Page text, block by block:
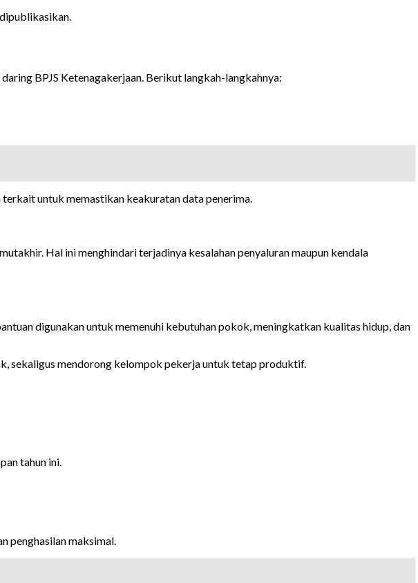
BPJS Ketenagakerjaan. Berikut langkah-langkahnya:
untuk memastikan keakuratan data penerima.
Hal ini menghindari terjadinya kesalahan penyaluran maupun kendala
digunakan untuk memenuhi kebutuhan pokok, meningkatkan kualitas hidup, dan
sekaligus mendorong kelompok pekerja untuk tetap produktif.
tahun ini.
penghasilan maksimal.